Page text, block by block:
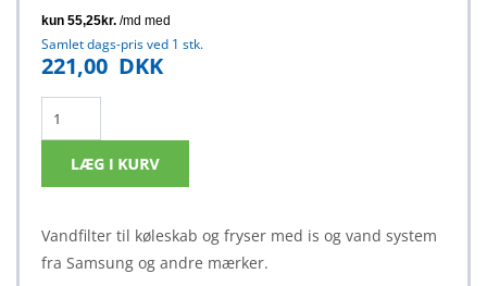
Samlet dags-pris ved 1 stk.
221,00 DKK
Vandfilter til køleskab og fryser med is og vand system
fra Samsung og andre mærker.